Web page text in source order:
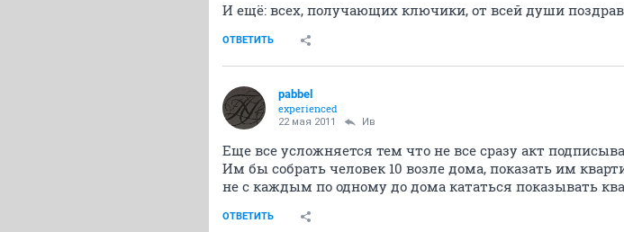
И ещё: всех, получающих ключики, от всей души
ОТВЕТИТЬ
pabbel
experienced
22 мая 2011 Ив
Еще все усложняется тем что не все сразу акт
Им бы собрать человек 10 возле дома, показать им
не с каждым по одному до дома кататься показывать
ОТВЕТИТЬ